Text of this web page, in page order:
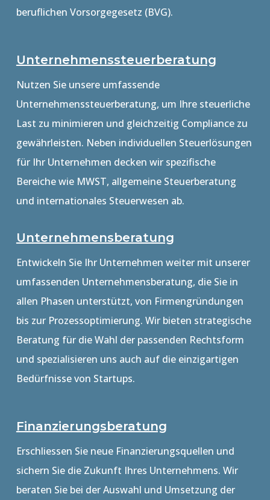
beruflichen Vorsorgegesetz (BVG).
Unternehmenssteuerberatung
Nutzen Sie unsere umfassende
Unternehmenssteuerberatung, um Ihre steuerliche
Last zu minimieren und gleichzeitig Compliance zu
gewährleisten. Neben individuellen Steuerlösungen
für Ihr Unternehmen decken wir spezifische
Bereiche wie MWST, allgemeine Steuerberatung
und internationales Steuerwesen ab.
Unternehmensberatung
Entwickeln Sie Ihr Unternehmen weiter mit unserer
umfassenden Unternehmensberatung, die Sie in
allen Phasen unterstützt, von Firmengründungen
bis zur Prozessoptimierung. Wir bieten strategische
Beratung für die Wahl der passenden Rechtsform
und spezialisieren uns auch auf die einzigartigen
Bedürfnisse von Startups.
Finanzierungsberatung
Erschliessen Sie neue Finanzierungsquellen und
sichern Sie die Zukunft Ihres Unternehmens. Wir
beraten Sie bei der Auswahl und Umsetzung der